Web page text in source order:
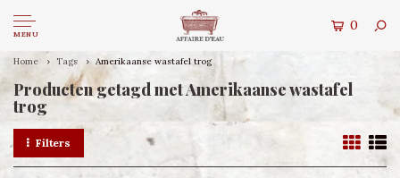
MENU
0
Home Tags Amerikaanse wastafel trog
Producten getagd met Amerikaanse wastafel
trog
Filters